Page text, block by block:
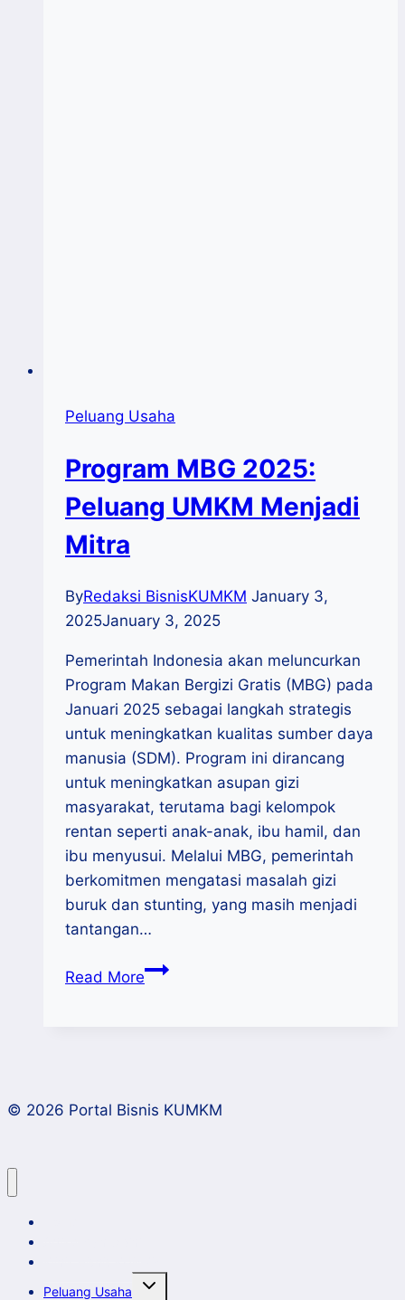
Peluang Usaha
Program MBG 2025:
Peluang UMKM Menjadi
Mitra
ByRedaksi BisnisKUMKM January 3,
2025January 3, 2025
Pemerintah Indonesia akan meluncurkan
Program Makan Bergizi Gratis (MBG) pada
Januari 2025 sebagai langkah strategis
untuk meningkatkan kualitas sumber daya
manusia (SDM). Program ini dirancang
untuk meningkatkan asupan gizi
masyarakat, terutama bagi kelompok
rentan seperti anak-anak, ibu hamil, dan
ibu menyusui. Melalui MBG, pemerintah
berkomitmen mengatasi masalah gizi
buruk dan stunting, yang masih menjadi
tantangan…
Read MoreProgram
Mitra
© 2026 Portal Bisnis KUMKM
Peluang Usaha
Toggle